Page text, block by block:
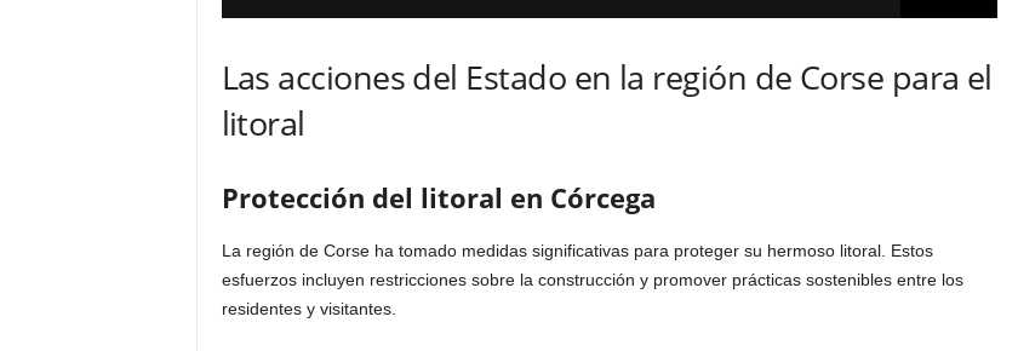
Las acciones del Estado en la región de Corse para el
litoral
Protección del litoral en Córcega
La región de Corse ha tomado medidas significativas para proteger su hermoso litoral. Estos
esfuerzos incluyen restricciones sobre la construcción y promover prácticas sostenibles entre los
residentes y visitantes.